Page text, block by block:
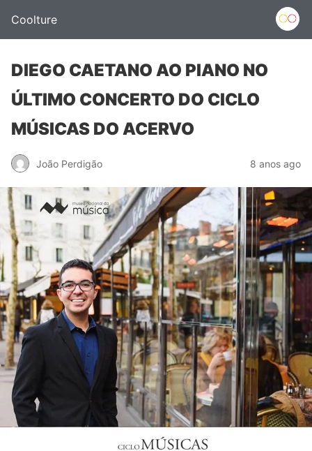
Coolture
DIEGO CAETANO AO PIANO NO
ÚLTIMO CONCERTO DO CICLO
MÚSICAS DO ACERVO
João Perdigão 8 anos ago